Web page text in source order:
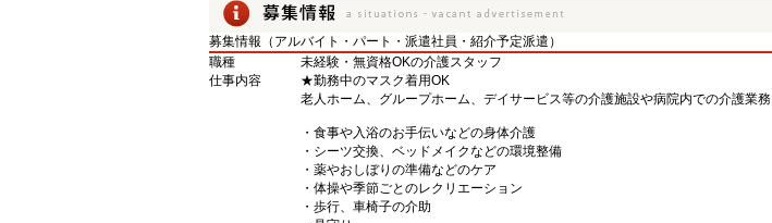
募集情報（アルバイト・パート・派遣社員・紹介予定派遣）
職種
未経験・無資格OKの介護スタッフ
仕事内容
★勤務中のマスク着用OK
老人ホーム、グループホーム、デイサービス等の介護施設や病院内での介護業務
・食事や入浴のお手伝いなどの身体介護
・シーツ交換、ベッドメイクなどの環境整備
・薬やおしぼりの準備などのケア
・体操や季節ごとのレクリエーション
・歩行、車椅子の介助